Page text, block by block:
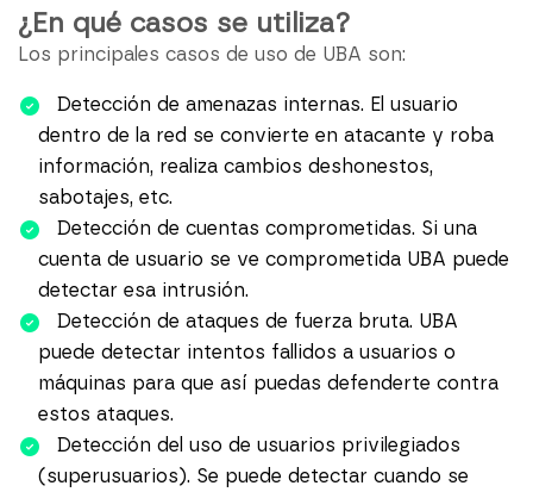
¿En qué casos se utiliza?
Los principales casos de uso de UBA son:
Detección de amenazas internas. El usuario
dentro de la red se convierte en atacante y roba
información, realiza cambios deshonestos,
sabotajes, etc.
Detección de cuentas comprometidas. Si una
cuenta de usuario se ve comprometida UBA puede
detectar esa intrusión.
Detección de ataques de fuerza bruta. UBA
puede detectar intentos fallidos a usuarios o
máquinas para que así puedas defenderte contra
estos ataques.
Detección del uso de usuarios privilegiados
(superusuarios). Se puede detectar cuando se